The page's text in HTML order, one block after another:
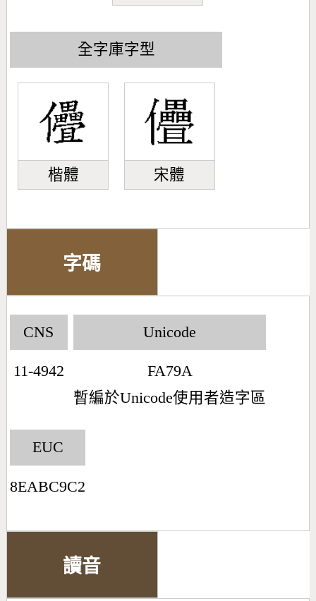
全字庫字型
楷體 宋體
字碼
CNS
11-4942
Unicode
FA79A
暫編於Unicode使用者造字區
EUC
8EABC9C2
讀音